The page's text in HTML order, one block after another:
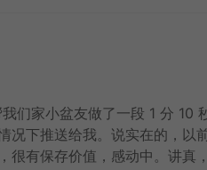
们家小盆友做了一段 1 分 10
况下推送给我。说实在的，
很有保存价值，感动中。讲真